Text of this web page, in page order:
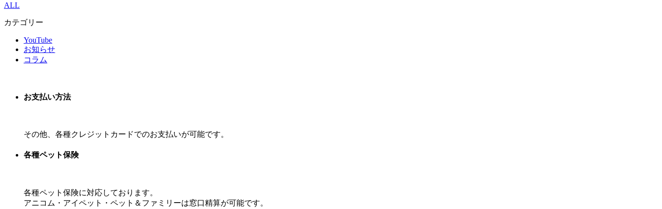
ALL
カテゴリー
YouTube
お知らせ
コラム
お支払い方法
その他、各種クレジットカードでのお支払いが可能です。
各種ペット保険
各種ペット保険に対応しております。
アニコム・アイペット・ペット＆ファミリーは窓口精算が可能です。